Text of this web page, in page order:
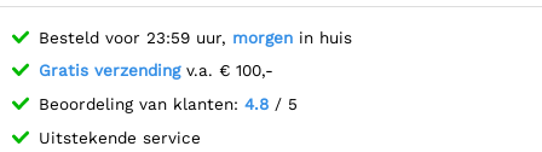
Besteld voor 23:59 uur, morgen in huis
Gratis verzendingv.a. € 100,-
Beoordeling van klanten: 4.8 / 5
Uitstekende service